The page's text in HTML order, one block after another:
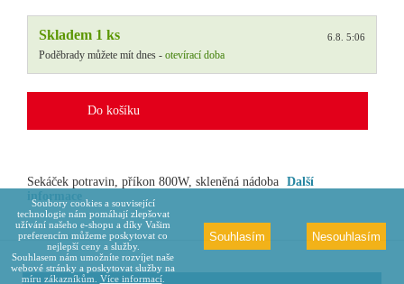
Skladem 1 ks 6.8. 5:06
Poděbrady můžete mít dnes - otevírací doba
Do košíku
Sekáček potravin, příkon 800W, skleněná nádoba Další
informace
Soubory cookies a související
technologie nám pomáhají zlepšovat
užívání našeho e-shopu a díky Vašim
preferencím můžeme poskytovat co
nejlepší ceny a služby.
Souhlasem nám umožníte rozvíjet naše
webové stránky a poskytovat služby na
míru zákazníkům. Více informací.
Souhlasím Nesouhlasím